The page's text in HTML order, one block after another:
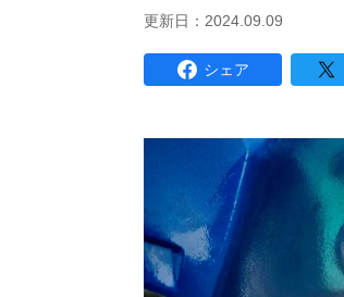
更新日：2024.09.09
シェア